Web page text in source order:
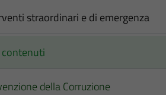
straordinari e di emergenza
della Corruzione